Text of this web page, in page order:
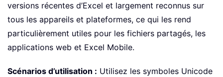
versions récentes d’Excel et largement reconnus sur
tous les appareils et plateformes, ce qui les rend
particulièrement utiles pour les fichiers partagés, les
applications web et Excel Mobile.
Scénarios d’utilisation : Utilisez les symboles Unicode